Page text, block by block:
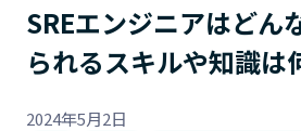
SREエンジニアはどん
られるスキルや知識は
2024年5月2日